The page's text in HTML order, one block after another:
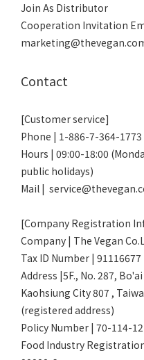
Join As Distributor
Cooperation Invitation
Contact
[Customer service]
Phone | 1-886-7-364-1773
Hours | 09:00-18:00
public holidays)
Mail |
[Company Registration
Company | The Vegan
Tax ID Number | 91116677
Address |5F., No. 287,
Kaohsiung City 807 ,
(registered address)
Policy Number | 70-114-
Food Industry